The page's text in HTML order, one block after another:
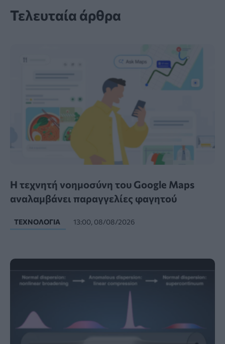
Τελευταία άρθρα
Η τεχνητή νοημοσύνη του Google Maps
αναλαμβάνει παραγγελίες φαγητού
ΤΕΧΝΟΛΟΓΊΑ 13:00, 08/08/2026